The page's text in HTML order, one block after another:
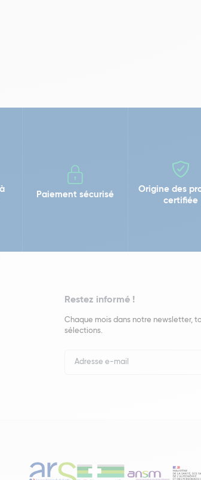
Paiement sécurisé
Origine des
certifiée
Restez informé !
Chaque mois dans notre newsletter,
sélections.
Newsletter